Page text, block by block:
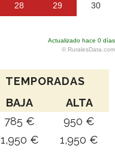
TEMPORADAS
BAJA
ALTA
785 €
950 €
1,950 € 1,950 €